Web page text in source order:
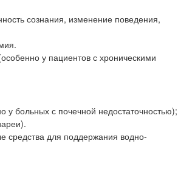
сознания, изменение поведения,
у пациентов с хроническими
у больных с почечной недостаточностью);
средства для поддержания водно-